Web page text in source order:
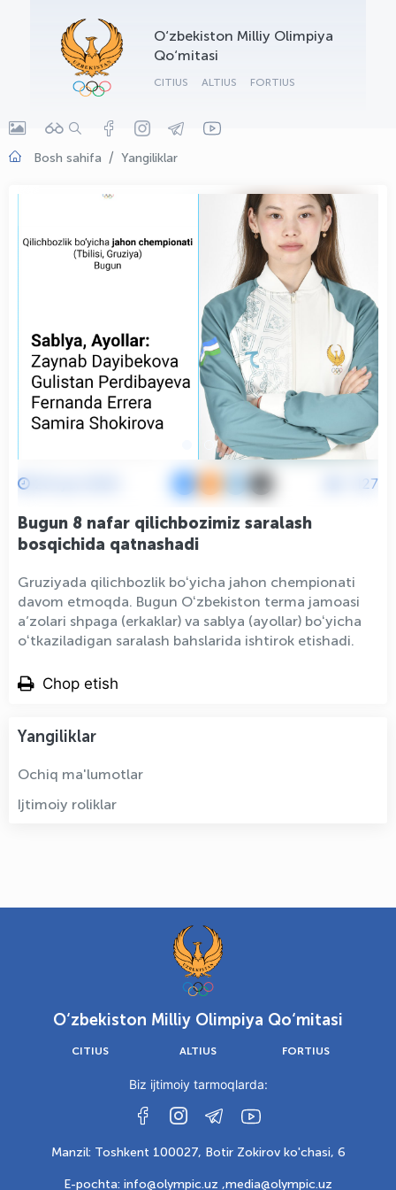
O‘zbekiston Milliy Olimpiya
Qo‘mitasi
CITIUS ALTIUS FORTIUS
Bosh sahifa Yangiliklar
1127
Bugun 8 nafar qilichbozimiz saralash
bosqichida qatnashadi
Gruziyada qilichbozlik boʻyicha jahon chempionati
davom etmoqda. Bugun Oʻzbekiston terma jamoasi
a’zolari shpaga (erkaklar) va sablya (ayollar) boʻyicha
oʻtkaziladigan saralash bahslarida ishtirok etishadi.
Chop etish
Yangiliklar
Ochiq ma'lumotlar
Ijtimoiy roliklar
O‘zbekiston Milliy Olimpiya Qo‘mitasi
CITIUS ALTIUS FORTIUS
Biz ijtimoiy tarmoqlarda:
Manzil: Toshkent 100027, Botir Zokirov ko'chasi, 6
E-pochta: info@olympic.uz ,media@olympic.uz
OLYMPCHIK AI - yordamchi
Onlayn · olympic.uz